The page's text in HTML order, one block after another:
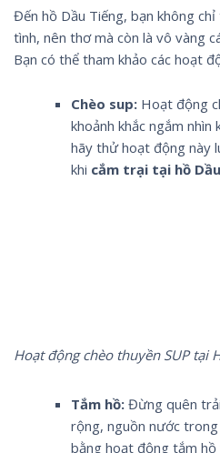
Đến hồ Dầu Tiếng, bạn không
tình, nên thơ mà còn là vô vàng
Bạn có thể tham khảo các hoạt
Chèo sup:Hoạt động
khoảnh khắc ngắm nhìn
hãy thử hoạt động này
khi cắm trại tại hồ
Hoạt động chèo thuyền SUP tại
Tắm hồ: Đừng quên
rộng, nguồn nước
bằng hoạt động tắm hồ